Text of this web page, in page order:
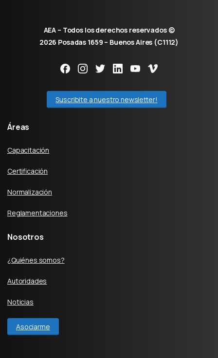
AEA – Todos los derechos reservados ©
2026 Posadas 1659 – Buenos Aires (C1112)
Suscribite a nuestro newsletter!
Áreas
Capacitación
Certificación
Normalización
Reglamentaciones
Nosotros
¿Quiénes somos?
Autoridades
Noticias
Asociarme